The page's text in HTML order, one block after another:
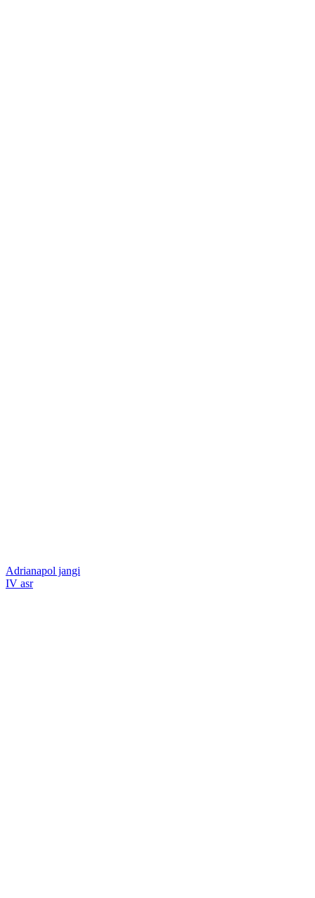
Adrianapol jangi
IV asr